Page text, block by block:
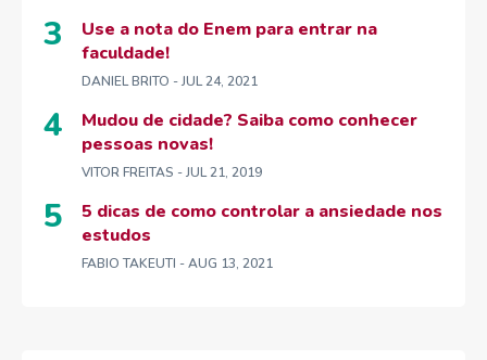
Use a nota do Enem para entrar na
faculdade!
DANIEL BRITO - JUL 24, 2021
Mudou de cidade? Saiba como conhecer
pessoas novas!
VITOR FREITAS - JUL 21, 2019
5 dicas de como controlar a ansiedade nos
estudos
FABIO TAKEUTI - AUG 13, 2021